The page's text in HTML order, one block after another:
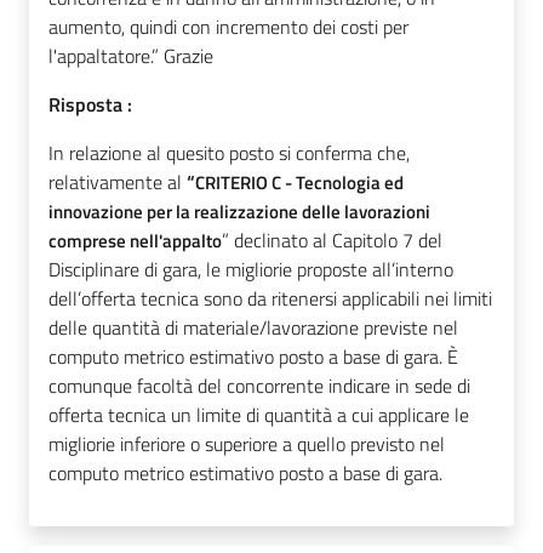
aumento, quindi con incremento dei costi per
l'appaltatore.” Grazie
Risposta :
In relazione al quesito posto si conferma che,
relativamente al “CRITERIO C - Tecnologia ed
innovazione per la realizzazione delle lavorazioni
comprese nell'appalto” declinato al Capitolo 7 del
Disciplinare di gara, le migliorie proposte all’interno
dell’offerta tecnica sono da ritenersi applicabili nei limiti
delle quantitàdi materiale/lavorazione previste nel
computo metrico estimativo posto a base di gara. È
comunque facoltà del concorrente indicare in sede di
offerta tecnica un limite di quantità a cui applicare le
migliorie inferiore o superiore a quello previsto nel
computo metrico estimativo posto a base di gara.